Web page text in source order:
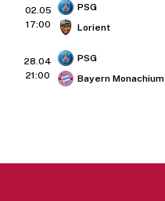
02.05
17:00
PSG
Lorient
28.04
21:00
PSG
Bayern Monachium